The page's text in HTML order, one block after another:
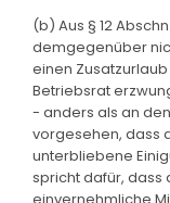
(b) Aus § 12
demgegenüber
einen
Betriebsrat
- anders als an
vorgesehen, dass
unterbliebene
spricht dafür, dass